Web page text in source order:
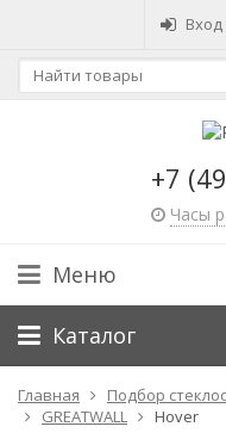
Вход
+7
Часы
Меню
Каталог
Главная
Подбор
GREATWALL
Hover